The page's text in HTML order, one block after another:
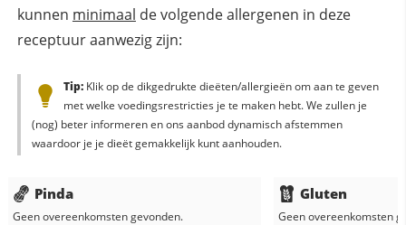
kunnen minimaal de volgende allergenen in deze
receptuur aanwezig zijn:
Tip:Klik op de dikgedrukte dieëten/allergieën om aan te geven
met welke voedingsrestricties je te maken hebt. We zullen je
(nog) beter informeren en ons aanbod dynamisch afstemmen
waardoor je je dieët gemakkelijk kunt aanhouden.
Pinda
Geen overeenkomsten gevonden.
Gluten
Geen overeenkomsten